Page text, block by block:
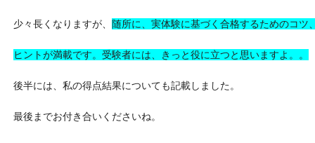
少々長くなりますが、 随所に、実体験に基づく合格するためのコツ
ヒントが満載です。受験者には、きっと役に立つと思いますよ。。
後半には、私の得点結果についても記載しました。
最後までお付き合いくださいね。